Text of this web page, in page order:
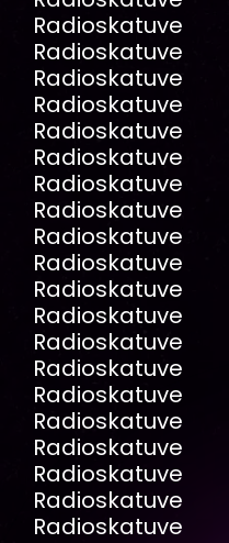
Radioskatuve
Radioskatuve
Radioskatuve
Radioskatuve
Radioskatuve
Radioskatuve
Radioskatuve
Radioskatuve
Radioskatuve
Radioskatuve
Radioskatuve
Radioskatuve
Radioskatuve
Radioskatuve
Radioskatuve
Radioskatuve
Radioskatuve
Radioskatuve
Radioskatuve
Radioskatuve